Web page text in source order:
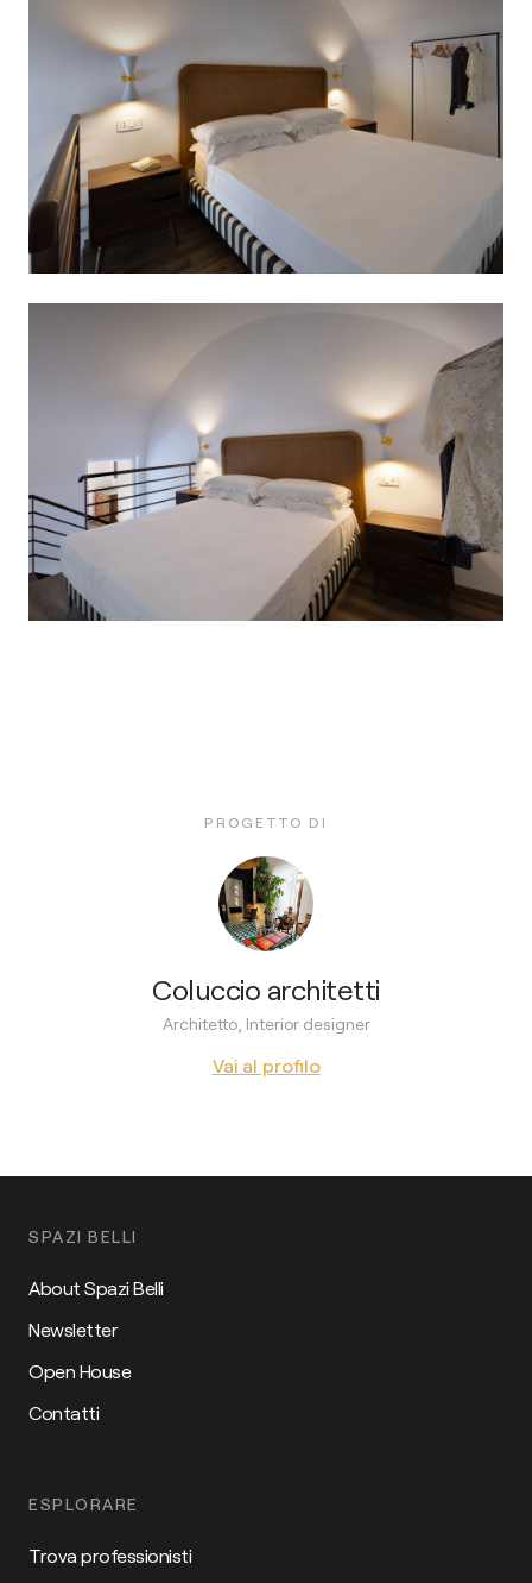
PROGETTO DI
Coluccio architetti
Architetto, Interior designer
Vai al profilo
SPAZI BELLI
About Spazi Belli
Newsletter
Open House
Contatti
ESPLORARE
Trova professionisti